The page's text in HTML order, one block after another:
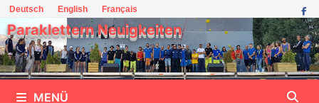
Zum
Inhalt
springen
Deutsch English Français
Paraklettern Neuigkeiten
MENÜ